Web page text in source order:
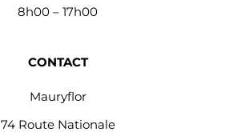
8h00 – 17h00
CONTACT
Mauryflor
74 Route Nationale